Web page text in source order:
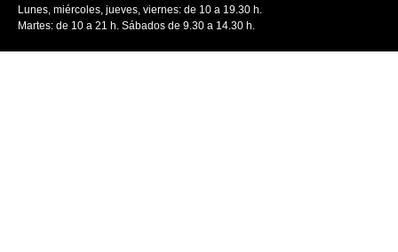
Lunes, miércoles, jueves, viernes: de 10 a 19.30 h.
Martes: de 10 a 21 h. Sábados de 9.30 a 14.30 h.